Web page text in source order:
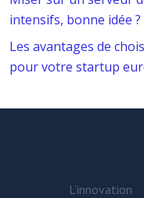
intensifs, bonne idée ?
Les avantages de
pour votre startup